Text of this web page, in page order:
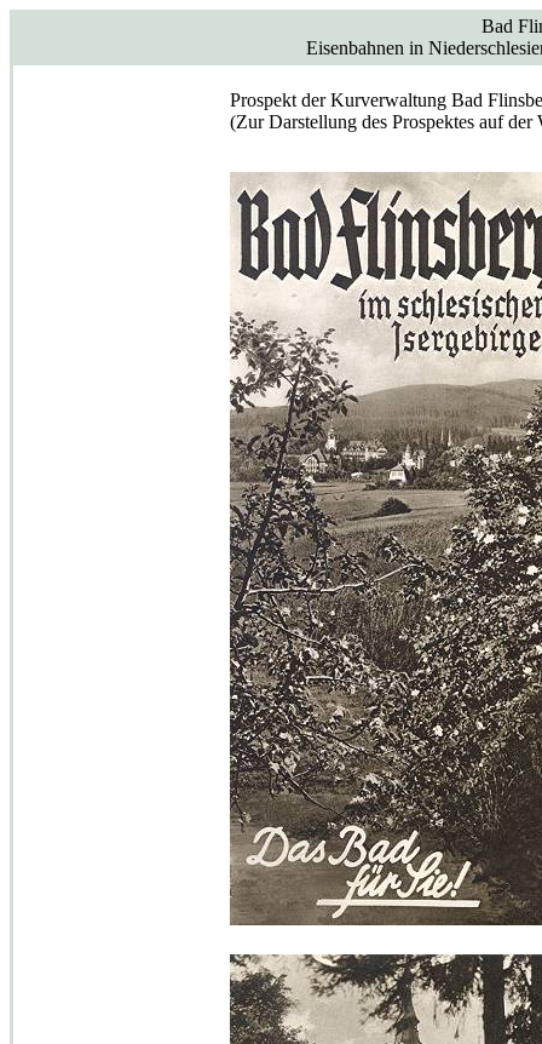
Bad
Eisenbahnen in
Prospekt der Kurverwaltung Bad
(Zur Darstellung des Prospektes auf